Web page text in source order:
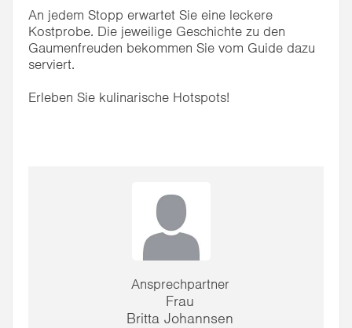
An jedem Stopp erwartet Sie eine leckere
Kostprobe. Die jeweilige Geschichte zu den
Gaumenfreuden bekommen Sie vom Guide dazu
serviert.
Erleben Sie kulinarische Hotspots!
Ansprechpartner
Frau
Britta Johannsen